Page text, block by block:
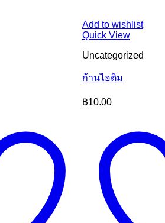
Add to wishlist
Quick View
Uncategorized
ก้านไอติม
฿10.00